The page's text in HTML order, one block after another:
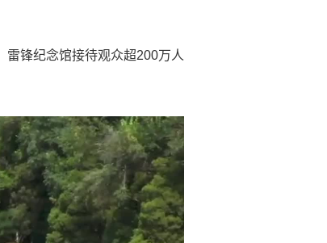
雷锋纪念馆接待观众超200万人